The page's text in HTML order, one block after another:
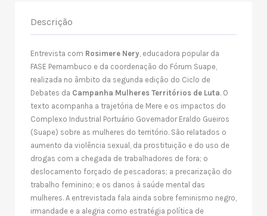
Descrição
Entrevista com Rosimere Nery , educadora popular da
FASE Pernambuco e da coordenação do Fórum Suape,
realizada no âmbito da segunda edição do Ciclo de
Debates da Campanha Mulheres Territórios de Luta. O
texto acompanha a trajetória de Mere e os impactos do
Complexo Industrial Portuário Governador Eraldo Gueiros
(Suape) sobre as mulheres do território. São relatados o
aumento da violência sexual, da prostituição e do uso de
drogas com a chegada de trabalhadores de fora; o
deslocamento forçado de pescadoras; a precarização do
trabalho feminino; e os danos à saúde mental das
mulheres. A entrevistada fala ainda sobre feminismo negro,
irmandade e a alegria como estratégia política de